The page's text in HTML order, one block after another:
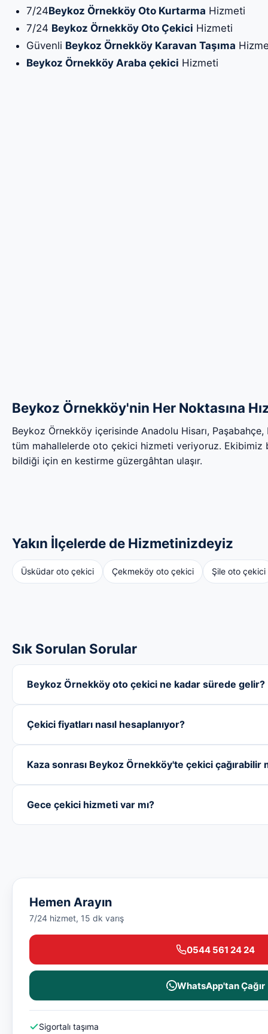
7/24Beykoz Örnekköy Oto Kurtarma Hizmeti
7/24 Beykoz Örnekköy Oto Çekici Hizmeti
Güvenli Beykoz Örnekköy Karavan Taşıma
Beykoz Örnekköy Araba çekici Hizmeti
Beykoz Örnekköy'nin Her Noktasına
Beykoz Örnekköy içerisinde Anadolu Hisarı,
tüm mahallelerde oto çekici hizmeti veriyoruz. Ekibimiz
bildiği için en kestirme güzergâhtan ulaşır.
Yakın İlçelerde de Hizmetinizdeyiz
Üsküdar oto çekici Çekmeköy oto çekici Şile oto çekici
Sık Sorulan Sorular
Beykoz Örnekköy oto çekici ne kadar sürede gelir?
Çekici fiyatları nasıl hesaplanıyor?
Kaza sonrası Beykoz Örnekköy'te çekici çağırabilir
Gece çekici hizmeti var mı?
Hemen Arayın
7/24 hizmet, 15 dk varış
0544 561 24 24
WhatsApp'tan Çağır
Sigortalı taşıma